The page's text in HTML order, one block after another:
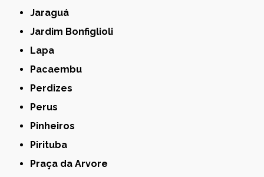
Jaraguá
Jardim Bonfiglioli
Lapa
Pacaembu
Perdizes
Perus
Pinheiros
Pirituba
Praça da Arvore